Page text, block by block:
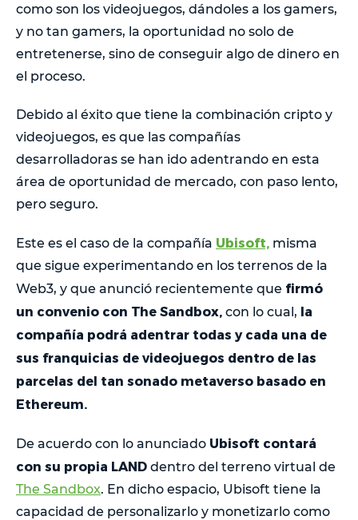
como son los videojuegos, dándoles a los gamers,
y no tan gamers, la oportunidad no solo de
entretenerse, sino de conseguir algo de dinero en
el proceso.
Debido al éxito que tiene la combinación cripto y
videojuegos, es que las compañías
desarrolladoras se han ido adentrando en esta
área de oportunidad de mercado, con paso lento,
pero seguro.
Este es el caso de la compañía Ubisoft, misma
que sigue experimentando en los terrenos de la
Web3, y que anunció recientemente que firmó
un convenio con The Sandbox, con lo cual, la
compañía podrá adentrar todas y cada una de
sus franquicias de videojuegos dentro de las
parcelas del tan sonado metaverso basado en
Ethereum.
De acuerdo con lo anunciado Ubisoft contará
con su propia LAND dentro del terreno virtual de
The Sandbox. En dicho espacio, Ubisoft tiene la
capacidad de personalizarlo y monetizarlo como